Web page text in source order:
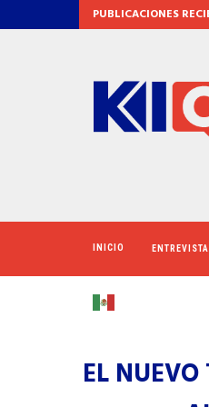
PUBLICACIONES
CINERAMA DOME
INICIO
EL